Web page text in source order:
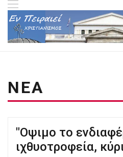
ΝΕΑ
"Οψιμο το
ιχθυοτροφεία,